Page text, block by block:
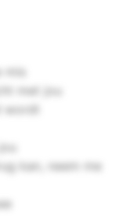
met jou
kan, neem me